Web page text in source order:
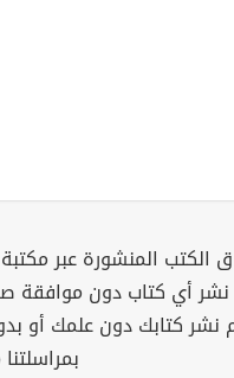
الكتب المنشورة عبر
نشر أي كتاب دون موافقة
نشر كتابك دون علمك أو